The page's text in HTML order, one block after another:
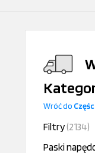
Wróć do
Filtry(2134)
Paski